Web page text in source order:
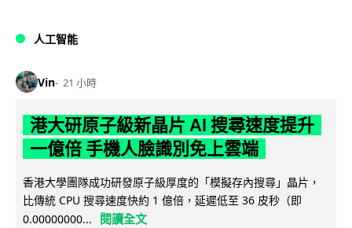
人工智能
Vin 21 小時
港大研原子級新晶片 AI 搜尋速度提升
一億倍 手機人臉識別免上雲端
香港大學團隊成功研發原子級厚度的「模擬存內搜尋」晶片，
比傳統 CPU 搜尋速度快約 1 億倍，延遲低至 36 皮秒（即
0.00000000...
閱讀全文